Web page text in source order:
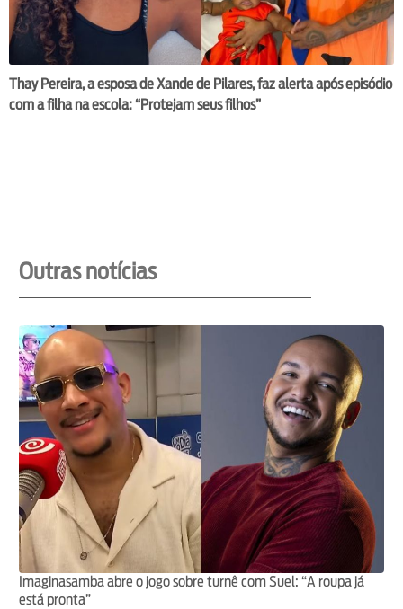
Thay Pereira, a esposa de Xande de Pilares, faz alerta após episódio
com a filha na escola: “Protejam seus filhos”
Outras notícias
Imaginasamba abre o jogo sobre turnê com Suel: “A roupa já
está pronta”